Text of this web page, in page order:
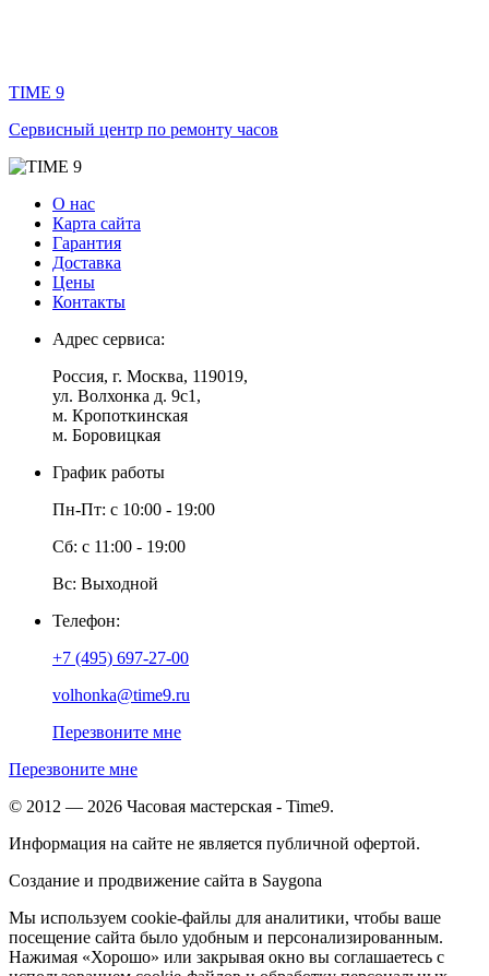
TIME 9
Сервисный центр по ремонту часов
О нас
Карта сайта
Гарантия
Доставка
Цены
Контакты
Адрес сервиса:
Россия, г. Москва, 119019,
ул. Волхонка д. 9с1,
м. Кропоткинская
м. Боровицкая
График работы
Пн-Пт: с 10:00 - 19:00
Сб: с 11:00 - 19:00
Вс: Выходной
Телефон:
+7 (495) 697-27-00
volhonka@time9.ru
Перезвоните мне
Перезвоните мне
© 2012 — 2026 Часовая мастерская - Time9.
Информация на сайте не является публичной офертой.
Создание и продвижение сайта в Saygona
Мы используем cookie-файлы для аналитики, чтобы ваше
посещение сайта было удобным и персонализированным.
Нажимая «Хорошо» или закрывая окно вы соглашаетесь с